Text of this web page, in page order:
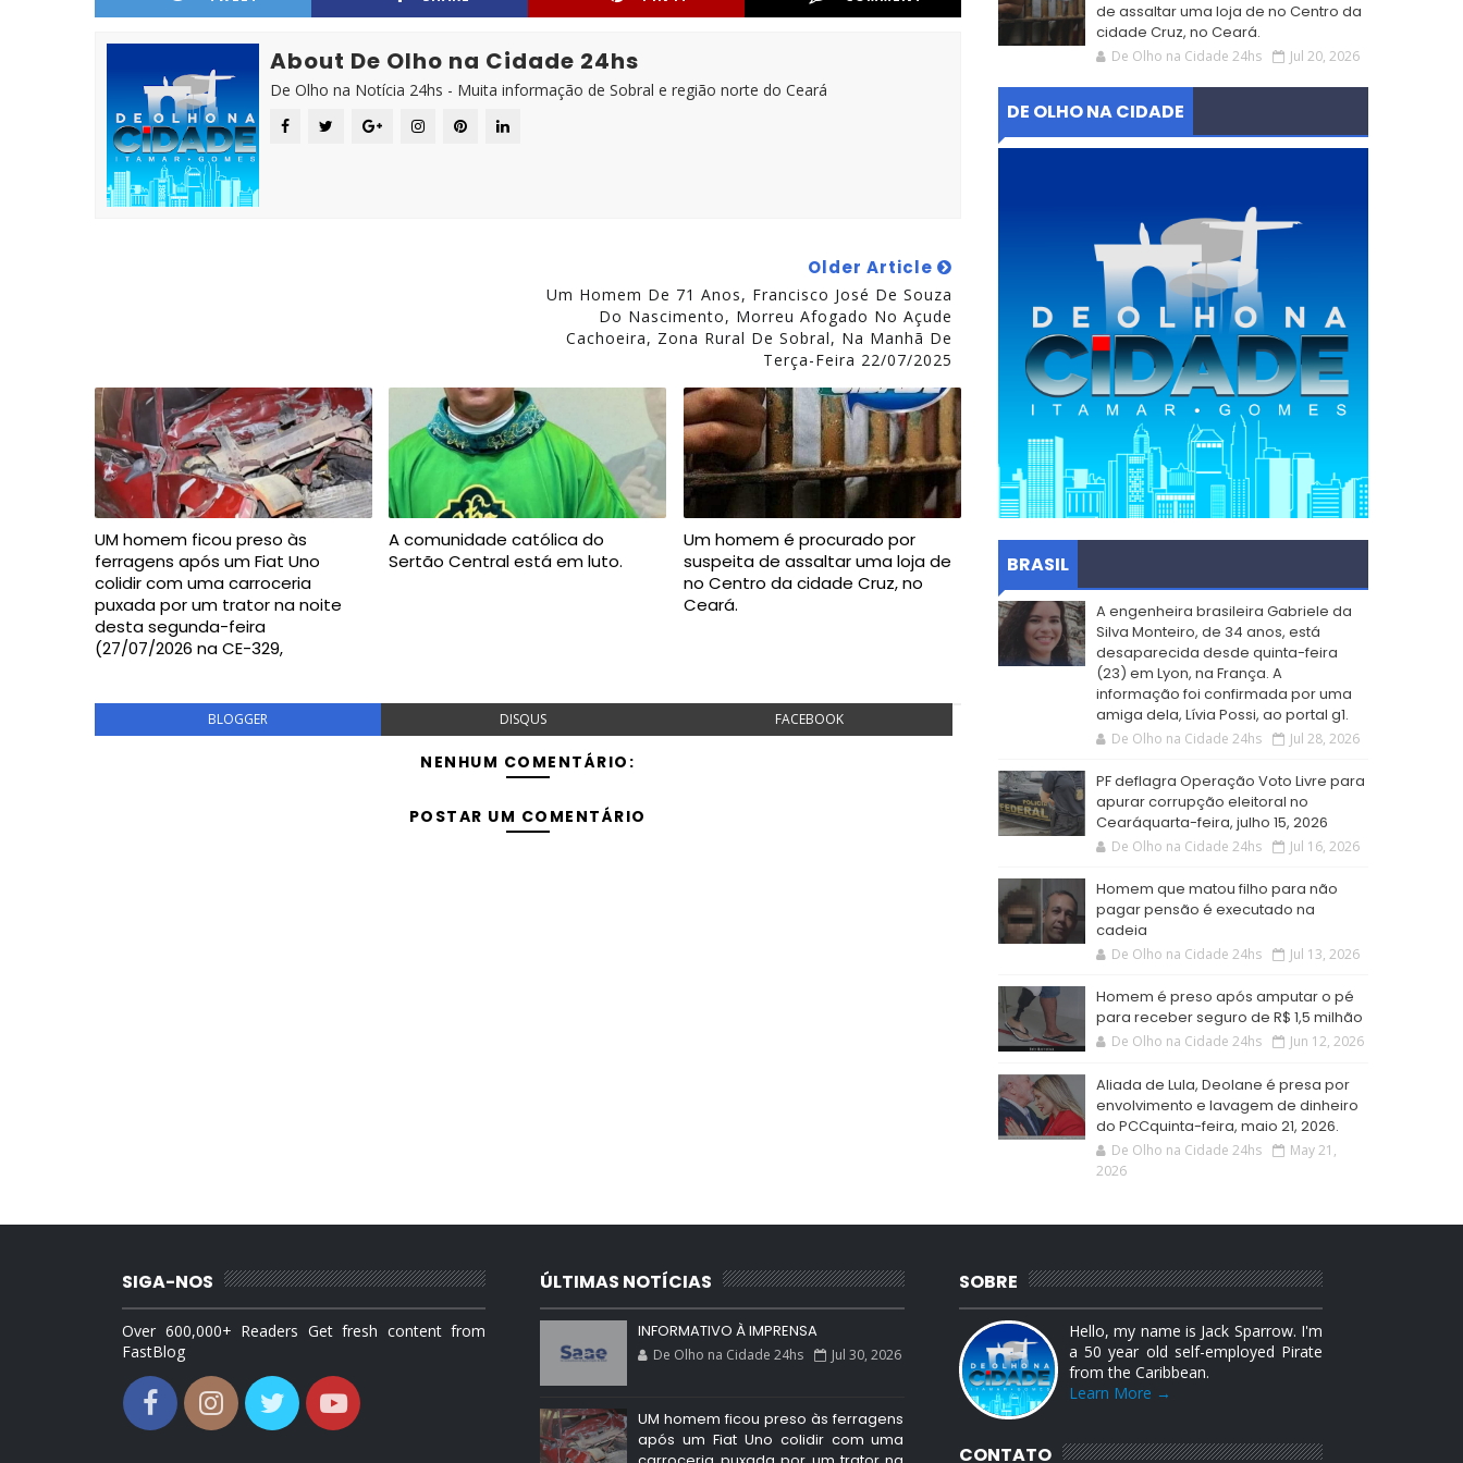
About De Olho na Cidade 24hs
De Olho na Notícia 24hs - Muita informação de Sobral e região norte do Ceará
Older Article
Um Homem De 71 Anos, Francisco José De Souza
Do Nascimento, Morreu Afogado No Açude
Cachoeira, Zona Rural De Sobral, Na Manhã De
Terça-Feira 22/07/2025
UM homem ficou preso às
ferragens após um Fiat Uno
colidir com uma carroceria
puxada por um trator na noite
desta segunda-feira
(27/07/2026 na CE-329,
A comunidade católica do
Sertão Central está em luto.
Um homem é procurado por
suspeita de assaltar uma loja de
no Centro da cidade Cruz, no
Ceará.
BLOGGER DISQUS FACEBOOK
NENHUM COMENTÁRIO:
POSTAR UM COMENTÁRIO
de assaltar uma loja de no Centro da
cidade Cruz, no Ceará.
De Olho na Cidade 24hs Jul 20, 2026
DE OLHO NA CIDADE
BRASIL
A engenheira brasileira Gabriele da
Silva Monteiro, de 34 anos, está
desaparecida desde quinta-feira
(23) em Lyon, na França. A
informação foi confirmada por uma
amiga dela, Lívia Possi, ao portal g1.
De Olho na Cidade 24hs Jul 28, 2026
PF deflagra Operação Voto Livre para
apurar corrupção eleitoral no
Cearáquarta-feira, julho 15, 2026
De Olho na Cidade 24hs Jul 16, 2026
Homem que matou filho para não
pagar pensão é executado na
cadeia
De Olho na Cidade 24hs Jul 13, 2026
Homem é preso após amputar o pé
para receber seguro de R$ 1,5 milhão
De Olho na Cidade 24hs Jun 12, 2026
Aliada de Lula, Deolane é presa por
envolvimento e lavagem de dinheiro
do PCCquinta-feira, maio 21, 2026.
De Olho na Cidade 24hs
May 21,
2026
SIGA-NOS
Over 600,000+ Readers Get fresh content from
FastBlog
ÚLTIMAS NOTÍCIAS
INFORMATIVO À IMPRENSA
De Olho na Cidade 24hs Jul 30, 2026
UM homem ficou preso às ferragens
após um Fiat Uno colidir com uma
SOBRE
Hello, my name is Jack Sparrow. I'm
a 50 year old self-employed Pirate
from the Caribbean.
Learn More →
CONTATO